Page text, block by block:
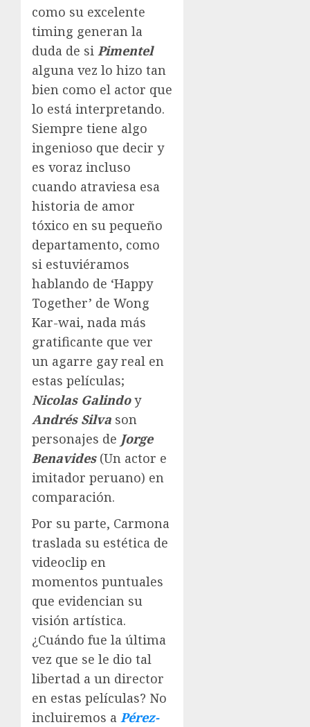
como su excelente
timing generan la
duda de si Pimentel
alguna vez lo hizo tan
bien como el actor que
lo está interpretando.
Siempre tiene algo
ingenioso que decir y
es voraz incluso
cuando atraviesa esa
historia de amor
tóxico en su pequeño
departamento, como
si estuviéramos
hablando de ‘Happy
Together’ de Wong
Kar-wai, nada más
gratificante que ver
un agarre gay real en
estas películas;
Nicolas Galindoy
Andrés Silva son
personajes de Jorge
Benavides(Un actor e
imitador peruano) en
comparación.
Por su parte, Carmona
traslada su estética de
videoclip en
momentos puntuales
que evidencian su
visión artística.
¿Cuándo fue la última
vez que se le dio tal
libertad a un director
en estas películas? No
incluiremos a Pérez-